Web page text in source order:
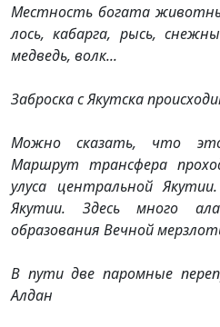
Местность богата
лось, кабарга, рысь,
медведь, волк...
Заброска с Якутска
Можно сказать, что
Маршрут трансфера
улуса центральной
Якутии. Здесь много
образования Вечной
В пути две паромные
Алдан